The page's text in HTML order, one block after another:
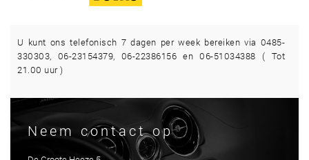
U kunt ons telefonisch 7 dagen per week bereiken via 0485-
330303, 06-23154379, 06-22386156 en 06-51034388 ( Tot
21.00 uur )
Neem contact op